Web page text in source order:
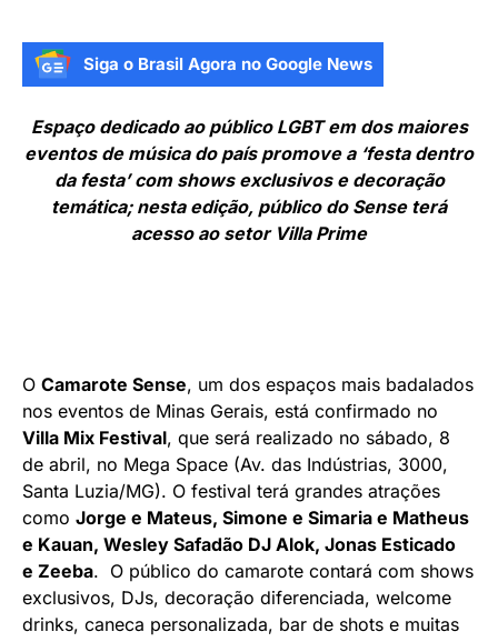
Siga o Brasil Agora no Google News
Espaço dedicado ao público LGBT em dos maiores
eventos de música do país promove a ‘festa dentro
da festa’ com shows exclusivos e decoração
temática; nesta edição, público do Sense terá
acesso ao setor Villa Prime
O Camarote Sense, um dos espaços mais badalados
nos eventos de Minas Gerais, está confirmado no
Villa Mix Festival, que será realizado no sábado, 8
de abril, no Mega Space (Av. das Indústrias, 3000,
Santa Luzia/MG). O festival terá grandes atrações
como Jorge e Mateus, Simone e Simaria e Matheus
e Kauan, Wesley Safadão DJ Alok, Jonas Esticado
e Zeeba. O público do camarote contará com shows
exclusivos, DJs, decoração diferenciada, welcome
drinks, caneca personalizada, bar de shots e muitas